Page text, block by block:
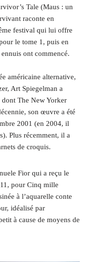
Tale (Maus : un
raconte en
festival qui lui offre
le tome 1, puis en
ont commencé.
américaine alternative,
Art Spiegelman a
dont The New Yorker
son œuvre a été
2001 (en 2004, il
Plus récemment, il a
de croquis.
Fior qui a reçu le
pour Cinq mille
à l’aquarelle conte
idéalisé par
à cause de moyens de